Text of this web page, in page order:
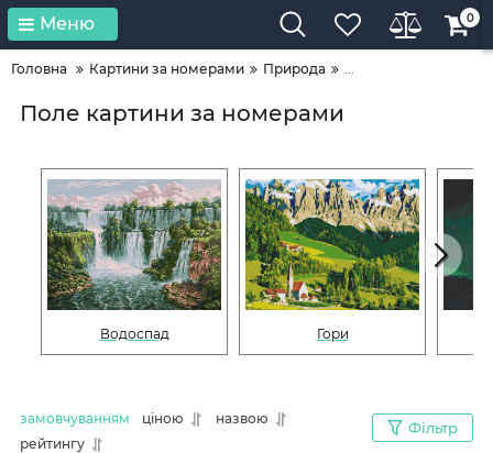
Меню 0
Головна Картини за номерами Природа ...
Поле картини за номерами
Водоспад Гори
замовчуванням ціною
назвою
рейтингу
Фільтр